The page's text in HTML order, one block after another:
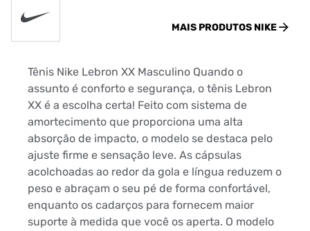
MAIS PRODUTOS NIKE
Tênis Nike Lebron XX Masculino Quando o
assunto é conforto e segurança, o tênis Lebron
XX é a escolha certa! Feito com sistema de
amortecimento que proporciona uma alta
absorção de impacto, o modelo se destaca pelo
ajuste firme e sensação leve. As cápsulas
acolchoadas ao redor da gola e língua reduzem o
peso e abraçam o seu pé de forma confortável,
enquanto os cadarços para fornecem maior
suporte à medida que você os aperta. O modelo